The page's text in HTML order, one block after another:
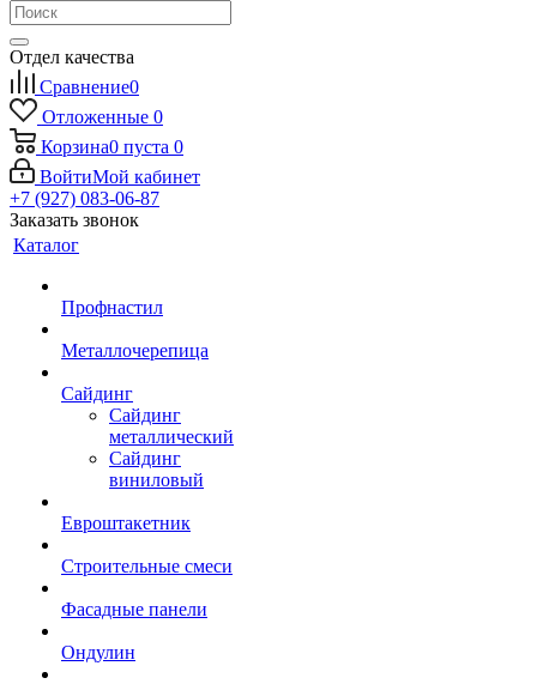
Отдел качества
Сравнение0
Отложенные 0
Корзина0 пуста 0
ВойтиМой кабинет
+7 (927) 083-06-87
Заказать звонок
Каталог
Профнастил
Металлочерепица
Сайдинг
Сайдинг
металлический
Сайдинг
виниловый
Евроштакетник
Строительные смеси
Фасадные панели
Ондулин